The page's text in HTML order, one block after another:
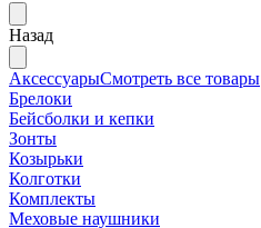
Назад
АксессуарыСмотреть все товары
Брелоки
Бейсболки и кепки
Зонты
Козырьки
Колготки
Комплекты
Меховые наушники